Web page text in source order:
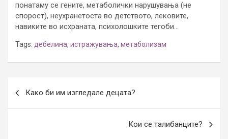
понатаму се гените, метаболички нарушувања (не
спорост), неухранетоста во детството, лековите,
навиките во исхраната, психолошките тегоби…
Tags: дебелина, истражувања, метаболизам
Како би им изгледале децата?
Кои се талибанците?